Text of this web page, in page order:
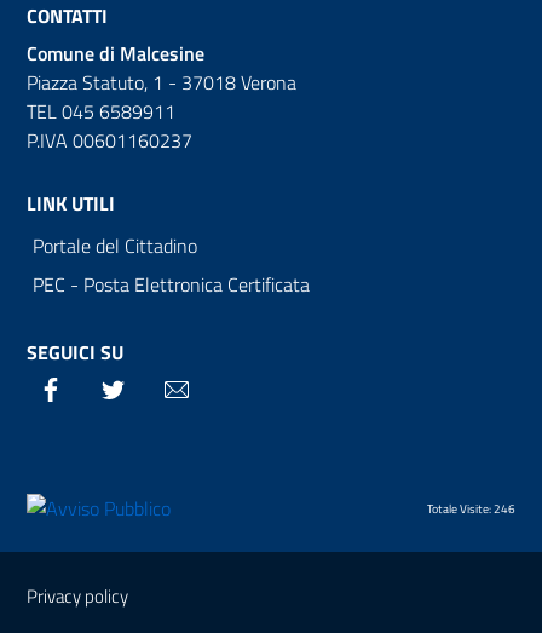
CONTATTI
Comune di Malcesine
Piazza Statuto, 1 - 37018 Verona
TEL 045 6589911
P.IVA 00601160237
LINK UTILI
Portale del Cittadino
PEC - Posta Elettronica Certificata
SEGUICI SU
Facebook Twitter
Totale Visite: 246
Sezione Link Utili
Privacy policy